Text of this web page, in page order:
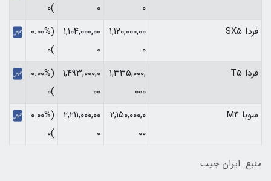
۰
۰
)۰
فردا SX5
۱,۱۲۰,۰۰۰,۰۰
۰
۱,۱۰۴,۰۰۰,۰۰
۰
(۰.۰۰%
)۰
فردا T5
۱,۳۳۵,۰۰۰,
۰۰۰
۱,۴۹۳,۰۰۰,۰
۰۰
(۰.۰۰%
)۰
سوبا M4
۲,۱۵۰,۰۰۰,۰
۰۰
۲,۲۱۱,۰۰۰,۰۰
۰
(۰.۰۰%
)۰
منبع: ایران جیب